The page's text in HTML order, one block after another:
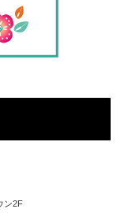
ン2F